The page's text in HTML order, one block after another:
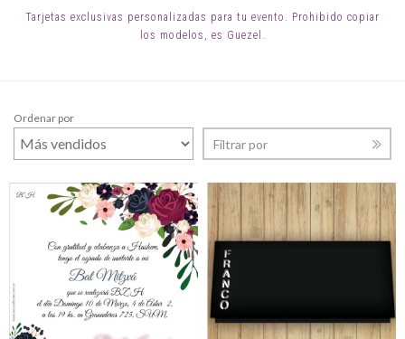
Tarjetas exclusivas personalizadas para tu evento. Prohibido copiar
los modelos, es Guezel.
Ordenar por
Filtrar por